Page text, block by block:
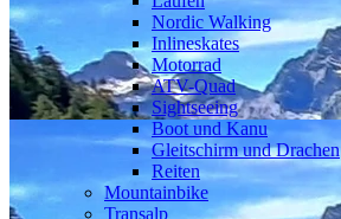
Nordic Walking
Inlineskates
Motorrad
ATV-Quad
Sightseeing
Boot und Kanu
Gleitschirm und Drachen
Reiten
Mountainbike
Transalp